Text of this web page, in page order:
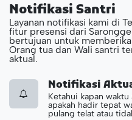
Notifikasi Santri
Layanan notifikasi kami di
fitur presensi dari
bertujuan untuk
Orang tua dan Wali santri
aktual.
Notifikasi
Ketahui kapan
apakah hadir tepat
pulang telat atau